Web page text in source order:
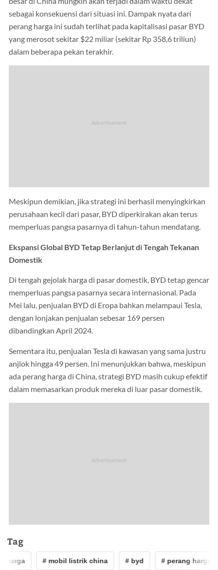
sebagai konsekuensi dari situasi ini. Dampak nyata dari
perang harga ini sudah terlihat pada kapitalisasi pasar BYD
yang merosot sekitar $22 miliar (sekitar Rp 358,6 triliun)
dalam beberapa pekan terakhir.
Meskipun demikian, jika strategi ini berhasil menyingkirkan
perusahaan kecil dari pasar, BYD diperkirakan akan terus
memperluas pangsa pasarnya di tahun-tahun mendatang.
Ekspansi Global BYD Tetap Berlanjut di Tengah Tekanan
Domestik
Di tengah gejolak harga di pasar domestik, BYD tetap gencar
memperluas pangsa pasarnya secara internasional. Pada
Mei lalu, penjualan BYD di Eropa bahkan melampaui Tesla,
dengan lonjakan penjualan sebesar 169 persen
dibandingkan April 2024.
Sementara itu, penjualan Tesla di kawasan yang sama justru
anjlok hingga 49 persen. Ini menunjukkan bahwa, meskipun
ada perang harga di China, strategi BYD masih cukup efektif
dalam memasarkan produk mereka di luar pasar domestik.
Tag
harga # mobil listrik china # byd # perang harga